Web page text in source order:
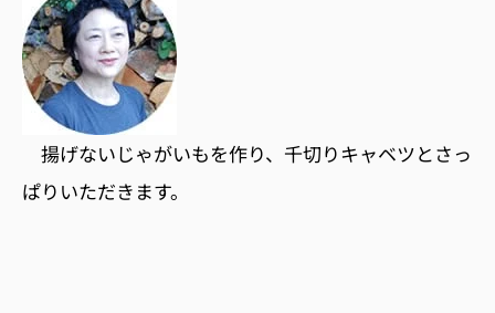
揚げないじゃがいもを作り、千切りキャベツとさっ
ぱりいただきます。